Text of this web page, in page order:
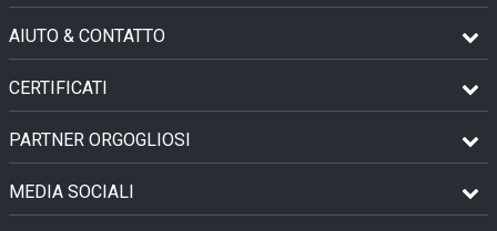
AIUTO & CONTATTO
CERTIFICATI
PARTNER ORGOGLIOSI
MEDIA SOCIALI